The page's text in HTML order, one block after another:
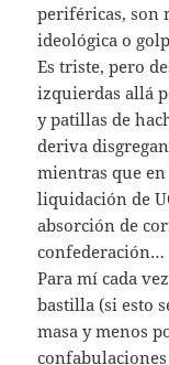
periféricas, son
ideológica o
Es triste, pero
izquierdas allá
y patillas de
deriva
mientras que
liquidación de
absorción de
confederación…
Para mí cada
bastilla (si esto
masa y menos